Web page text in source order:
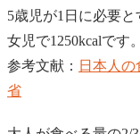
5歳児が1日に必要と
女児で1250kcalです。
参考文献： 日本人
省